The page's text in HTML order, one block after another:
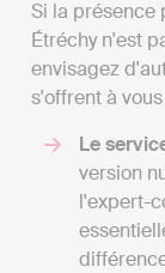
Si la présence
Étréchy n'est
envisagez
s'offrent à vous
Le
version
l'expert-